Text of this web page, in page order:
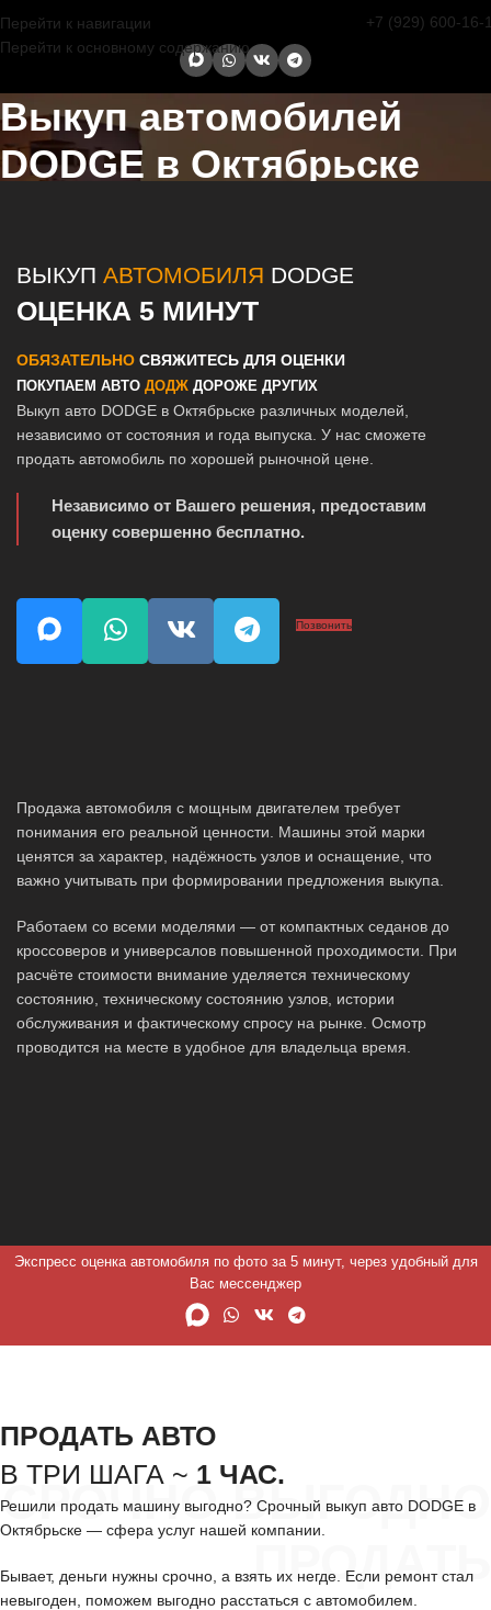
Перейти к навигации
Перейти к основному содержанию
+7 (929) 600-16-
Выкуп автомобилей
DODGE в Октябрьске
ВЫКУП АВТОМОБИЛЯ DODGE
ОЦЕНКА 5 МИНУТ
ОБЯЗАТЕЛЬНО СВЯЖИТЕСЬ ДЛЯ ОЦЕНКИ
ПОКУПАЕМ АВТО ДОДЖ ДОРОЖЕ ДРУГИХ
Выкуп авто DODGE в Октябрьске различных моделей,
независимо от состояния и года выпуска. У нас сможете
продать автомобиль по хорошей рыночной цене.
Независимо от Вашего решения, предоставим
оценку совершенно бесплатно.
Позвонить
Продажа автомобиля с мощным двигателем требует
понимания его реальной ценности. Машины этой марки
ценятся за характер, надёжность узлов и оснащение, что
важно учитывать при формировании предложения выкупа.
Работаем со всеми моделями — от компактных седанов до
кроссоверов и универсалов повышенной проходимости. При
расчёте стоимости внимание уделяется техническому
состоянию, техническому состоянию узлов, истории
обслуживания и фактическому спросу на рынке. Осмотр
проводится на месте в удобное для владельца время.
Экспресс оценка автомобиля по фото за 5 минут, через удобный для
Вас мессенджер
СРОЧНО ВЫГОДНО
ПРОДАТЬ
ПРОДАТЬ АВТО
В ТРИ ШАГА ~ 1 ЧАС.
Решили продать машину выгодно? Срочный выкуп авто DODGE в
Октябрьске — сфера услуг нашей компании.
Бывает, деньги нужны срочно, а взять их негде. Если ремонт стал
невыгоден, поможем выгодно расстаться с автомобилем.